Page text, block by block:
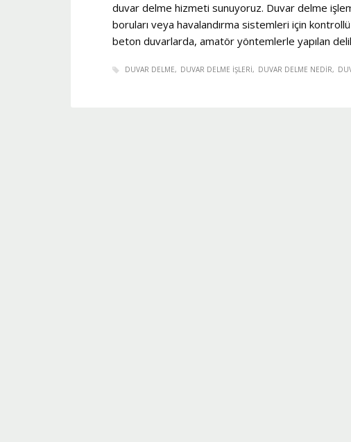
duvar delme hizmeti sunuyoruz. Duvar delme
boruları veya havalandırma sistemleri için kontrollü
beton duvarlarda, amatör yöntemlerle yapılan
DUVAR DELME DUVAR DELME IŞLERI DUVAR DELME NEDIR